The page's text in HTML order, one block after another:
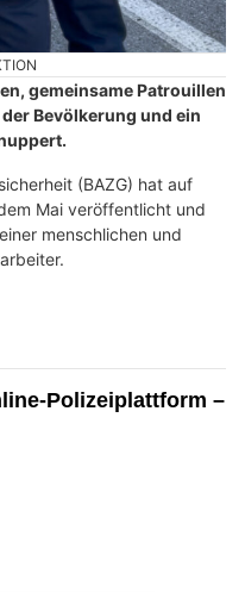
gemeinsame Patrouillen
Bevölkerung und ein
(BAZG) hat auf
Mai veröffentlicht und
menschlichen und
Polizeiplattform –